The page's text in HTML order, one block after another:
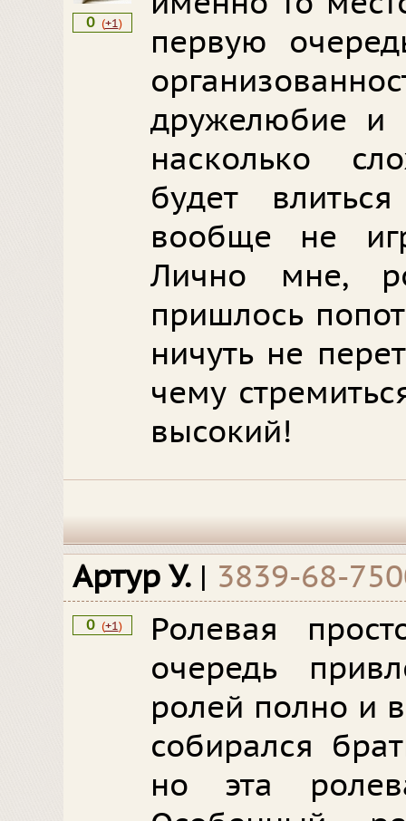
0 (+1)
первую
дружелюбие и
насколько
будет
вообще не
Лично мне,
пришлось
ничуть не
чему
высокий!
Артур У. | 3839-68-
0 (+1)
Ролевая
очередь
ролей полно и
собирался
но эта